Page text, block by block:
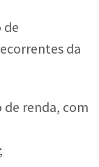
de
da
renda, com